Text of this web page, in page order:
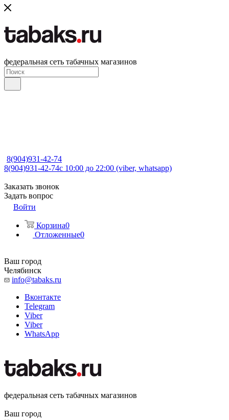
федеральная сеть табачных магазинов
8(904)931-42-74
8(904)931-42-74с 10:00 до 22:00 (viber, whatsapp)
Заказать звонок
Задать вопрос
Войти
Корзина0
Отложенные0
Ваш город
Челябинск
info@tabaks.ru
Вконтакте
Telegram
Viber
Viber
WhatsApp
федеральная сеть табачных магазинов
Ваш город